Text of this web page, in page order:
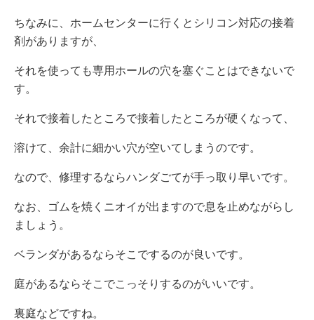
ちなみに、ホームセンターに行くとシリコン対応の接着
剤がありますが、
それを使っても専用ホールの穴を塞ぐことはできないで
す。
それで接着したところで接着したところが硬くなって、
溶けて、余計に細かい穴が空いてしまうのです。
なので、修理するならハンダごてが手っ取り早いです。
なお、ゴムを焼くニオイが出ますので息を止めながらし
ましょう。
ベランダがあるならそこでするのが良いです。
庭があるならそこでこっそりするのがいいです。
裏庭などですね。